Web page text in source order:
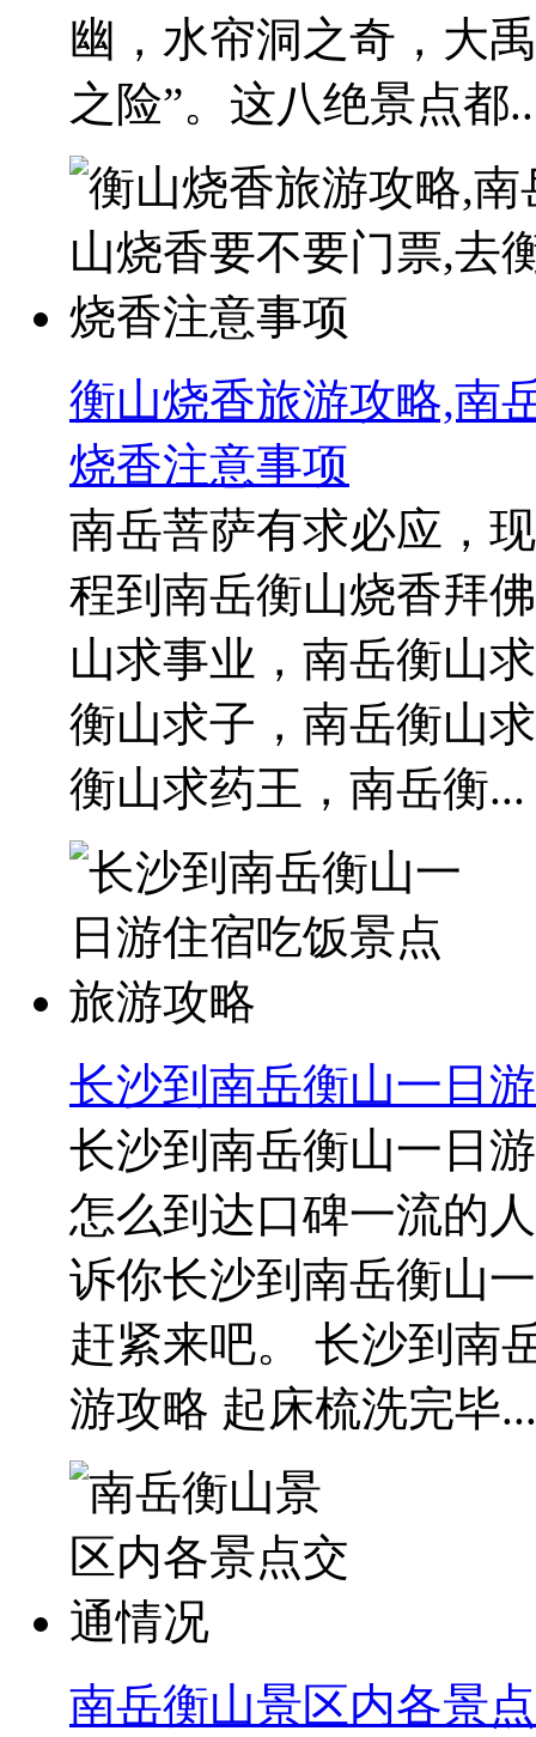
幽，水帘洞之奇，大
之险”。这八绝景点都
衡山烧香旅游攻略,南
烧香注意事项
南岳菩萨有求必应，
程到南岳衡山烧香拜
山求事业，南岳衡山
衡山求子，南岳衡山
衡山求药王，南岳衡...
长沙到南岳衡山一日
长沙到南岳衡山一日
怎么到达口碑一流的
诉你长沙到南岳衡山
赶紧来吧。 长沙到南
游攻略 起床梳洗完毕...
南岳衡山景区内各景